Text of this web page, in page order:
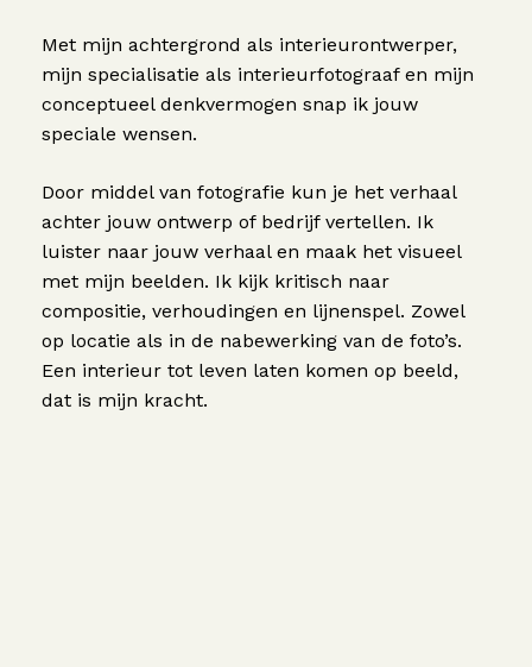
Met mijn achtergrond als interieurontwerper,
mijn specialisatie als interieurfotograaf en mijn
conceptueel denkvermogen snap ik jouw
speciale wensen.
Door middel van fotografie kun je het verhaal
achter jouw ontwerp of bedrijf vertellen. Ik
luister naar jouw verhaal en maak het visueel
met mijn beelden. Ik kijk kritisch naar
compositie, verhoudingen en lijnenspel. Zowel
op locatie als in de nabewerking van de foto’s.
Een interieur tot leven laten komen op beeld,
dat is mijn kracht.